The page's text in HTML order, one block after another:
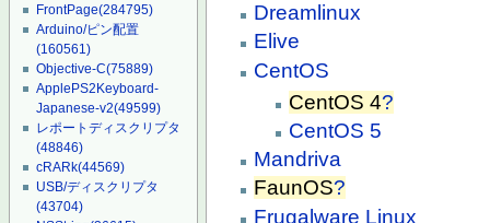
FrontPage(284795)
Arduino/ピン配置
(160561)
Objective-C(75889)
ApplePS2Keyboard-
Japanese-v2(49599)
レポートディスクリプタ
(48846)
cRARk(44569)
USB/ディスクリプタ
(43704)
Dreamlinux
Elive
CentOS
CentOS 4?
CentOS 5
Mandriva
FaunOS?
Frugalware Linux